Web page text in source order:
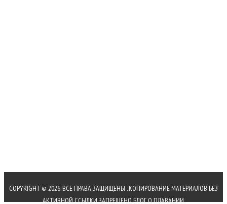
COPYRIGHT © 2026. ВСЕ ПРАВА ЗАЩИЩЕНЫ . КОПИРОВАНИЕ МАТЕРИАЛОВ БЕЗ
АКТИВНОЙ ССЫЛКИ ЗАПРЕЩЕНОБЛОГ О ПЛАВАНИИ.